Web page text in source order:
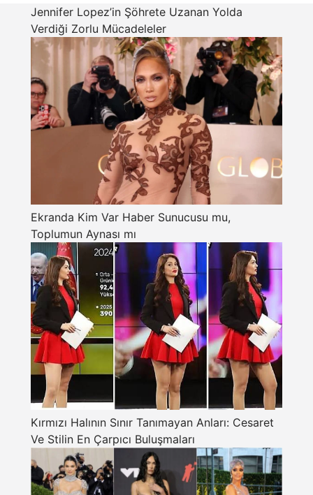
Jennifer Lopez’in Şöhrete Uzanan Yolda
Verdiği Zorlu Mücadeleler
Ekranda Kim Var Haber Sunucusu mu,
Toplumun Aynası mı
Kırmızı Halının Sınır Tanımayan Anları: Cesaret
Ve Stilin En Çarpıcı Buluşmaları